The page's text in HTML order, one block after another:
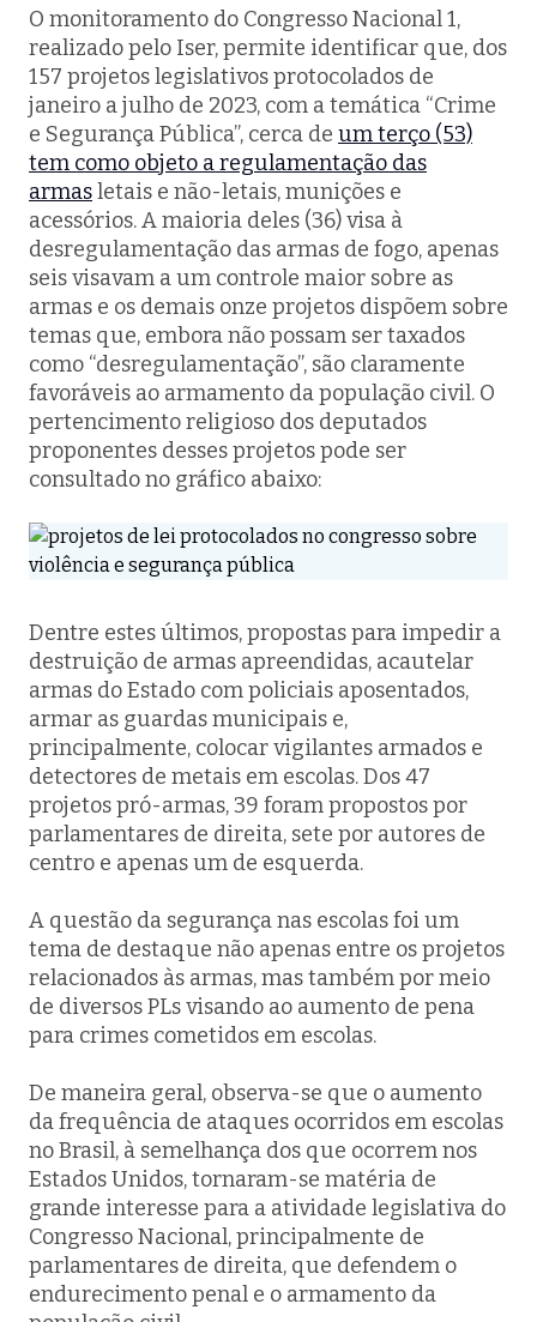
O monitoramento do Congresso Nacional 1,
realizado pelo Iser, permite identificar que, dos
157 projetos legislativos protocolados de
janeiro a julho de 2023, com a temática “Crime
e Segurança Pública”, cerca de um terço (53)
tem como objeto a regulamentação das
armasletais e não-letais, munições e
acessórios. A maioria deles (36) visa à
desregulamentação das armas de fogo, apenas
seis visavam a um controle maior sobre as
armas e os demais onze projetos dispõem sobre
temas que, embora não possam ser taxados
como “desregulamentação”, são claramente
favoráveis ao armamento da população civil. O
pertencimento religioso dos deputados
proponentes desses projetos pode ser
consultado no gráfico abaixo:
Dentre estes últimos, propostas para impedir a
destruição de armas apreendidas, acautelar
armas do Estado com policiais aposentados,
armar as guardas municipais e,
principalmente, colocar vigilantes armados e
detectores de metais em escolas. Dos 47
projetos pró-armas, 39 foram propostos por
parlamentares de direita, sete por autores de
centro e apenas um de esquerda.
A questão da segurança nas escolas foi um
tema de destaque não apenas entre os projetos
relacionados às armas, mas também por meio
de diversos PLs visando ao aumento de pena
para crimes cometidos em escolas.
De maneira geral, observa-se que o aumento
da frequência de ataques ocorridos em escolas
no Brasil, à semelhança dos que ocorrem nos
Estados Unidos, tornaram-se matéria de
grande interesse para a atividade legislativa do
Congresso Nacional, principalmente de
parlamentares de direita, que defendem o
endurecimento penal e o armamento da